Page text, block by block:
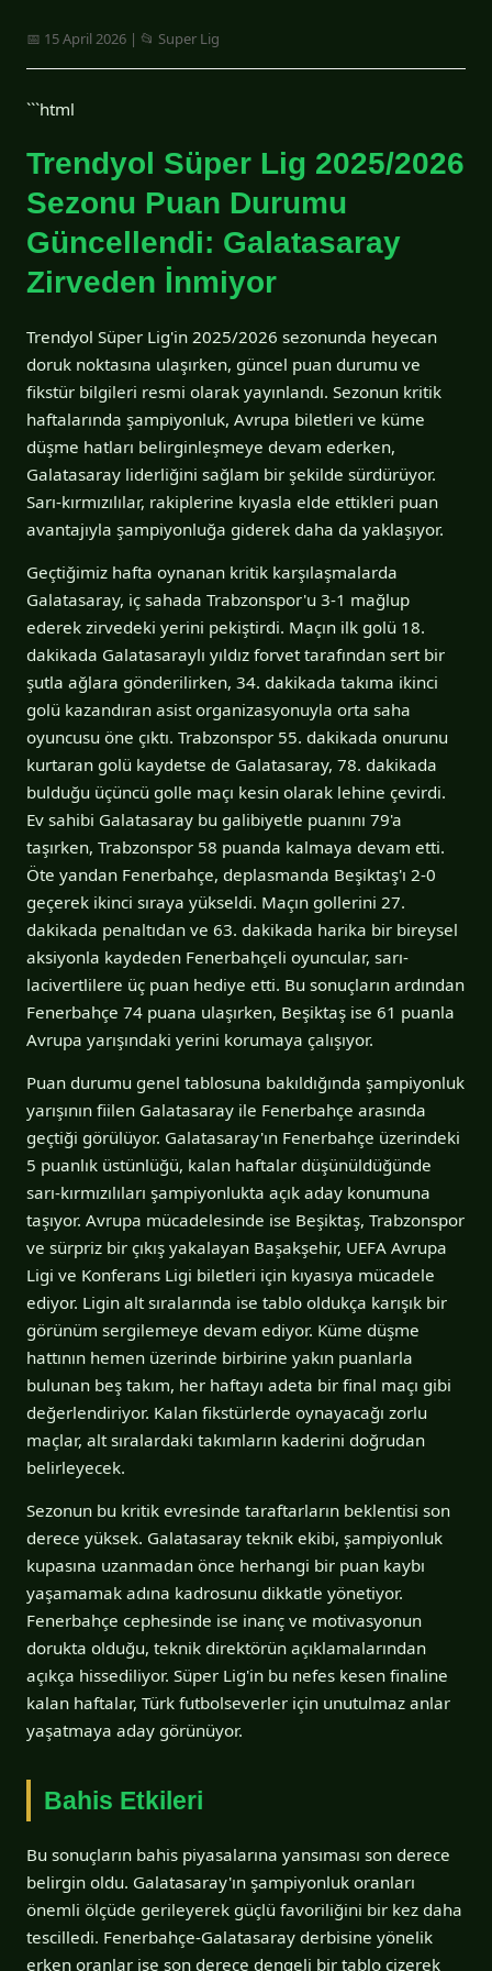
📅 15 April 2026 | 📂 Super Lig
```html
Trendyol Süper Lig 2025/2026
Sezonu Puan Durumu
Güncellendi: Galatasaray
Zirveden İnmiyor
Trendyol Süper Lig'in 2025/2026 sezonunda heyecan
doruk noktasına ulaşırken, güncel puan durumu ve
fikstür bilgileri resmi olarak yayınlandı. Sezonun kritik
haftalarında şampiyonluk, Avrupa biletleri ve küme
düşme hatları belirginleşmeye devam ederken,
Galatasaray liderliğini sağlam bir şekilde sürdürüyor.
Sarı-kırmızılılar, rakiplerine kıyasla elde ettikleri puan
avantajıyla şampiyonluğa giderek daha da yaklaşıyor.
Geçtiğimiz hafta oynanan kritik karşılaşmalarda
Galatasaray, iç sahada Trabzonspor'u 3-1 mağlup
ederek zirvedeki yerini pekiştirdi. Maçın ilk golü 18.
dakikada Galatasaraylı yıldız forvet tarafından sert bir
şutla ağlara gönderilirken, 34. dakikada takıma ikinci
golü kazandıran asist organizasyonuyla orta saha
oyuncusu öne çıktı. Trabzonspor 55. dakikada onurunu
kurtaran golü kaydetse de Galatasaray, 78. dakikada
bulduğu üçüncü golle maçı kesin olarak lehine çevirdi.
Ev sahibi Galatasaray bu galibiyetle puanını 79'a
taşırken, Trabzonspor 58 puanda kalmaya devam etti.
Öte yandan Fenerbahçe, deplasmanda Beşiktaş'ı 2-0
geçerek ikinci sıraya yükseldi. Maçın gollerini 27.
dakikada penaltıdan ve 63. dakikada harika bir bireysel
aksiyonla kaydeden Fenerbahçeli oyuncular, sarı-
lacivertlilere üç puan hediye etti. Bu sonuçların ardından
Fenerbahçe 74 puana ulaşırken, Beşiktaş ise 61 puanla
Avrupa yarışındaki yerini korumaya çalışıyor.
Puan durumu genel tablosuna bakıldığında şampiyonluk
yarışının fiilen Galatasaray ile Fenerbahçe arasında
geçtiği görülüyor. Galatasaray'ın Fenerbahçe üzerindeki
5 puanlık üstünlüğü, kalan haftalar düşünüldüğünde
sarı-kırmızılıları şampiyonlukta açık aday konumuna
taşıyor. Avrupa mücadelesinde ise Beşiktaş, Trabzonspor
ve sürpriz bir çıkış yakalayan Başakşehir, UEFA Avrupa
Ligi ve Konferans Ligi biletleri için kıyasıya mücadele
ediyor. Ligin alt sıralarında ise tablo oldukça karışık bir
görünüm sergilemeye devam ediyor. Küme düşme
hattının hemen üzerinde birbirine yakın puanlarla
bulunan beş takım, her haftayı adeta bir final maçı gibi
değerlendiriyor. Kalan fikstürlerde oynayacağı zorlu
maçlar, alt sıralardaki takımların kaderini doğrudan
belirleyecek.
Sezonun bu kritik evresinde taraftarların beklentisi son
derece yüksek. Galatasaray teknik ekibi, şampiyonluk
kupasına uzanmadan önce herhangi bir puan kaybı
yaşamamak adına kadrosunu dikkatle yönetiyor.
Fenerbahçe cephesinde ise inanç ve motivasyonun
dorukta olduğu, teknik direktörün açıklamalarından
açıkça hissediliyor. Süper Lig'in bu nefes kesen finaline
kalan haftalar, Türk futbolseverler için unutulmaz anlar
yaşatmaya aday görünüyor.
Bahis Etkileri
Bu sonuçların bahis piyasalarına yansıması son derece
belirgin oldu. Galatasaray'ın şampiyonluk oranları
önemli ölçüde gerileyerek güçlü favoriliğini bir kez daha
tescilledi. Fenerbahçe-Galatasaray derbisine yönelik
erken oranlar ise son derece dengeli bir tablo çizerek